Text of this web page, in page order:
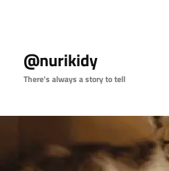
@nurikidy
There's always a story to tell